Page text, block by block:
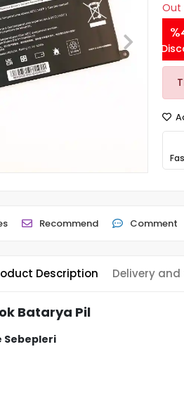
Out
Recommend Comment
Description Delivery and
Batarya Pil
Sebepleri